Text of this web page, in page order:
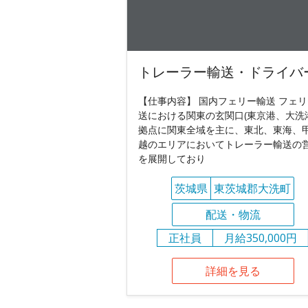
トレーラー輸送・ドライバ
【仕事内容】 国内フェリー輸送 フェ
送における関東の玄関口(東京港、大洗
拠点に関東全域を主に、東北、東海、
越のエリアにおいてトレーラー輸送の
を展開しており
茨城県 東茨城郡大洗町
配送・物流
正社員
月給350,000円
詳細を見る